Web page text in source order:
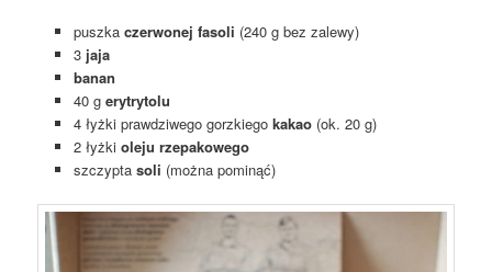
puszka czerwonej fasoli (240 g bez zalewy)
3jaja
banan
40 gerytrytolu
4 łyżki prawdziwego gorzkiego kakao(ok. 20 g)
2 łyżki oleju rzepakowego
szczypta soli (można pominąć)